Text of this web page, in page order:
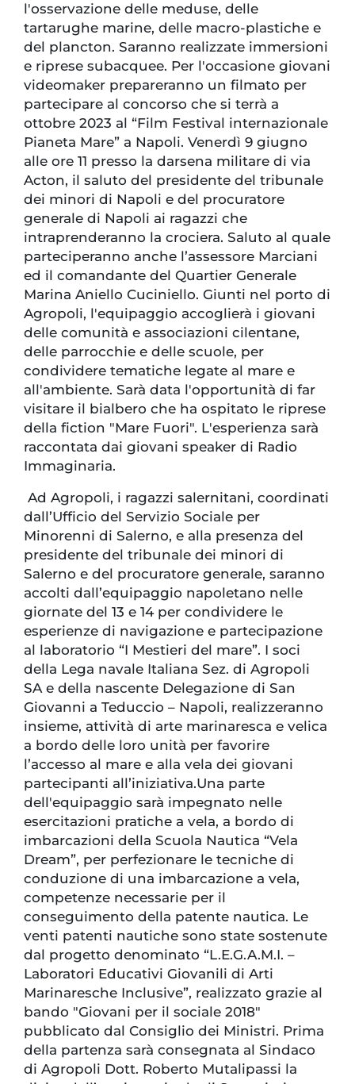
l'osservazione delle meduse, delle
tartarughe marine, delle macro-plastiche e
del plancton. Saranno realizzate immersioni
e riprese subacquee. Per l'occasione giovani
videomaker prepareranno un filmato per
partecipare al concorso che si terrà a
ottobre 2023 al “Film Festival internazionale
Pianeta Mare” a Napoli. Venerdì 9 giugno
alle ore 11 presso la darsena militare di via
Acton, il saluto del presidente del tribunale
dei minori di Napoli e del procuratore
generale di Napoli ai ragazzi che
intraprenderanno la crociera. Saluto al quale
parteciperanno anche l’assessore Marciani
ed il comandante del Quartier Generale
Marina Aniello Cuciniello. Giunti nel porto di
Agropoli, l'equipaggio accoglierà i giovani
delle comunità e associazioni cilentane,
delle parrocchie e delle scuole, per
condividere tematiche legate al mare e
all'ambiente. Sarà data l'opportunità di far
visitare il bialbero che ha ospitato le riprese
della fiction "Mare Fuori". L'esperienza sarà
raccontata dai giovani speaker di Radio
Immaginaria.
Ad Agropoli, i ragazzi salernitani, coordinati
dall’Ufficio del Servizio Sociale per
Minorenni di Salerno, e alla presenza del
presidente del tribunale dei minori di
Salerno e del procuratore generale, saranno
accolti dall’equipaggio napoletano nelle
giornate del 13 e 14 per condividere le
esperienze di navigazione e partecipazione
al laboratorio “I Mestieri del mare”. I soci
della Lega navale Italiana Sez. di Agropoli
SA e della nascente Delegazione di San
Giovanni a Teduccio – Napoli, realizzeranno
insieme, attività di arte marinaresca e velica
a bordo delle loro unità per favorire
l’accesso al mare e alla vela dei giovani
partecipanti all’iniziativa.Una parte
dell'equipaggio sarà impegnato nelle
esercitazioni pratiche a vela, a bordo di
imbarcazioni della Scuola Nautica “Vela
Dream”, per perfezionare le tecniche di
conduzione di una imbarcazione a vela,
competenze necessarie per il
conseguimento della patente nautica. Le
venti patenti nautiche sono state sostenute
dal progetto denominato “L.E.G.A.M.I. –
Laboratori Educativi Giovanili di Arti
Marinaresche Inclusive”, realizzato grazie al
bando "Giovani per il sociale 2018"
pubblicato dal Consiglio dei Ministri. Prima
della partenza sarà consegnata al Sindaco
di Agropoli Dott. Roberto Mutalipassi la